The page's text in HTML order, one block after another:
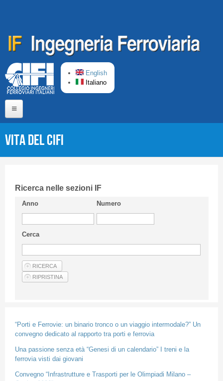
English
Italiano
CIFI in breve
Linee Guida
Privacy Policy
Articoli
Vita del Cifi
Ricerca nelle sezioni IF
Anno Numero
Cerca
“Porti e Ferrovie: un binario tronco o un viaggio intermodale?” Un
convegno dedicato al rapporto tra porti e ferrovia
Una passione senza età “Genesi di un calendario” I treni e la
ferrovia visti dai giovani
Convegno “Infrastrutture e Trasporti per le Olimpiadi Milano –